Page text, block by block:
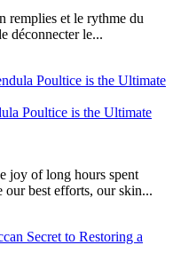
remplies et le rythme du
déconnecter le...
Poultice is the Ultimate
joy of long hours spent
our best efforts, our skin...